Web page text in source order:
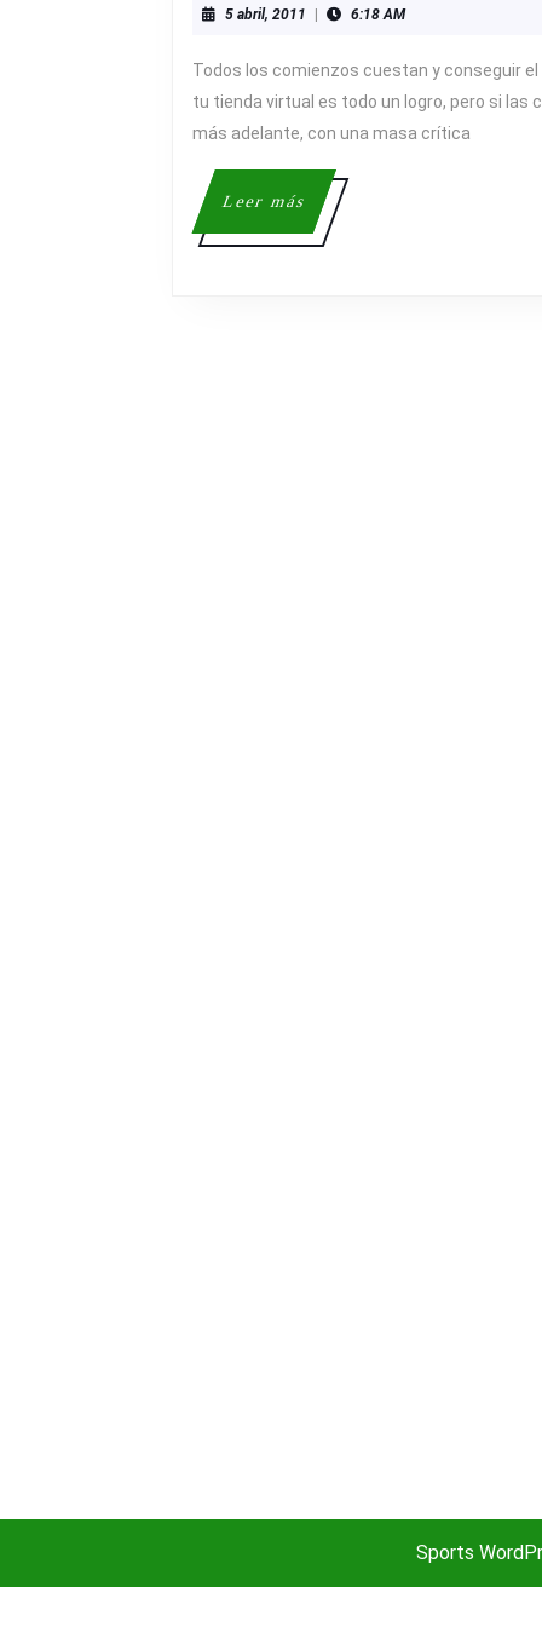
5 abril, 2011 6:18 AM
Todos los comienzos cuestan y conseguir
tu tienda virtual es todo un logro, pero si las
más adelante, con una masa crítica
Leer másLeer
más
Sports